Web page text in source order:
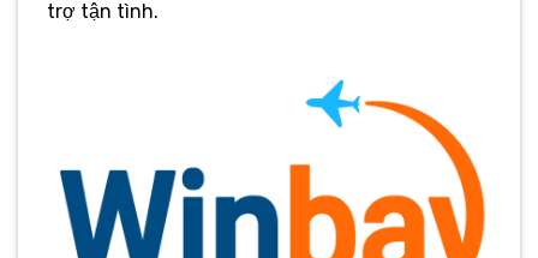
trợ tận tình.